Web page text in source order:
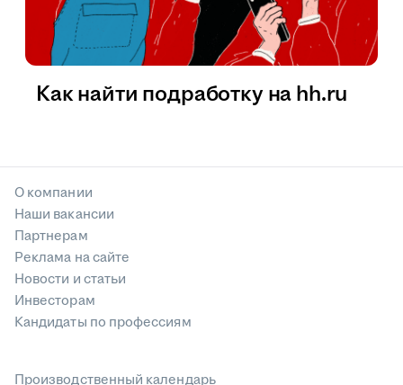
Как найти подработку на hh.ru
О компании
Наши вакансии
Партнерам
Реклама на сайте
Новости и статьи
Инвесторам
Кандидаты по профессиям
Производственный календарь